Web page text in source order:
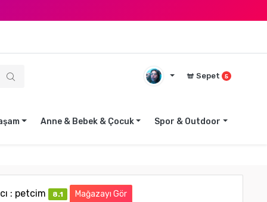
Sepet 5
Anne & Bebek & Çocuk Spor & Outdoor
: petcim 8.1 Mağazayı Gör